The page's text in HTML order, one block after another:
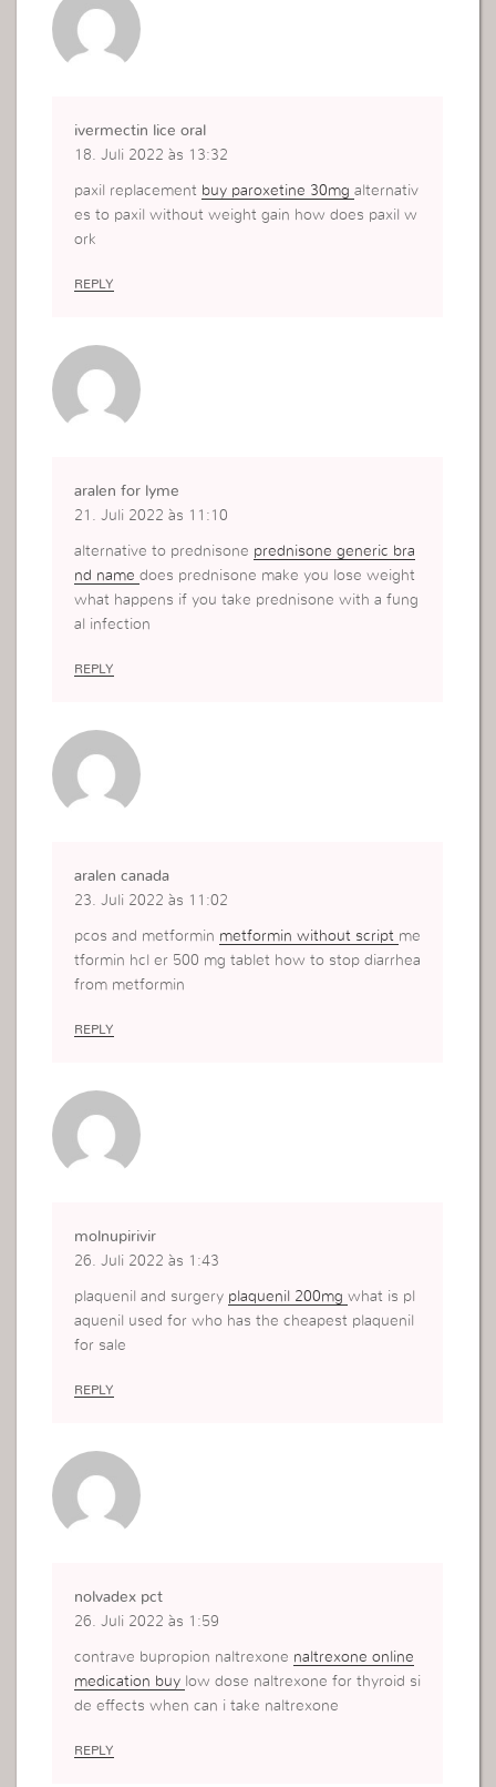
ivermectin lice oral
18. Juli 2022 às 13:32
paxil replacement buy paroxetine 30mgalternativ
es to paxil without weight gain how does paxil w
ork
REPLY
aralen for lyme
21. Juli 2022 às 11:10
alternative to prednisone prednisone generic bra
nd namedoes prednisone make you lose weight
what happens if you take prednisone with a fung
al infection
REPLY
aralen canada
23. Juli 2022 às 11:02
pcos and metformin metformin without script me
tformin hcl er 500 mg tablet how to stop diarrhea
from metformin
REPLY
molnupirivir
26. Juli 2022 às 1:43
plaquenil and surgery plaquenil 200mgwhat is pl
aquenil used for who has the cheapest plaquenil
for sale
REPLY
nolvadex pct
26. Juli 2022 às 1:59
contrave bupropion naltrexone naltrexone online
medication buy low dose naltrexone for thyroid si
de effects when can i take naltrexone
REPLY